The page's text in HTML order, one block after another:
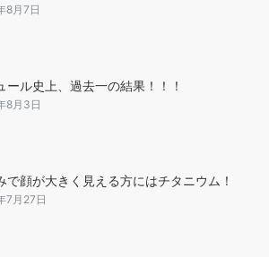
8月7日
ール史上、過去一の結果！！！
8月3日
で顔が大きく見える方にはチタニウム！
7月27日